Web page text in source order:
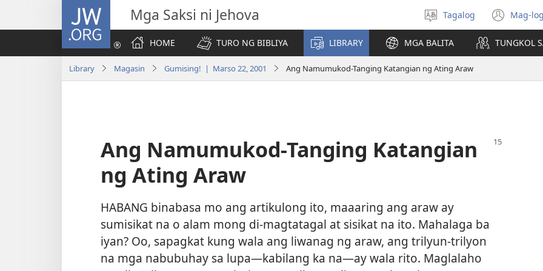
JW.ORG Mga Saksi ni Jehova
Pumili
ng
wika
Tagalog Mag-(may
na
HOME
TURO NG BIBLIYA LIBRARY MGA BALITA TUNGKOL
Library Magasin Gumising! | Marso 22, 2001 Ang Namumukod-Tanging Katangian ng Ating Araw
Ang Namumukod-Tanging Katangian
ng Ating Araw
HABANG binabasa mo ang artikulong ito, maaaring ang araw ay
sumisikat na o alam mong di-magtatagal at sisikat na ito. Mahalaga ba
iyan? Oo, sapagkat kung wala ang liwanag ng araw, ang trilyun-trilyon
na mga nabubuhay sa lupa​—kabilang ka na​—ay wala rito. Maglalaho